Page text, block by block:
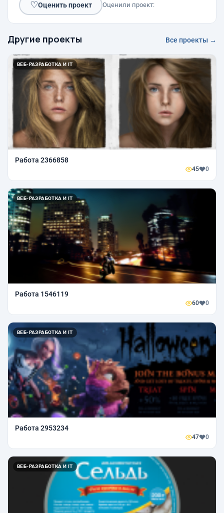
♡Оценить проект Оценили проект:
Другие проекты Все проекты →
ВЕБ-РАЗРАБОТКА И IT
Работа 2366858
45 0
ВЕБ-РАЗРАБОТКА И IT
Работа 1546119
60 0
ВЕБ-РАЗРАБОТКА И IT
Работа 2953234
47 0
ВЕБ-РАЗРАБОТКА И IT